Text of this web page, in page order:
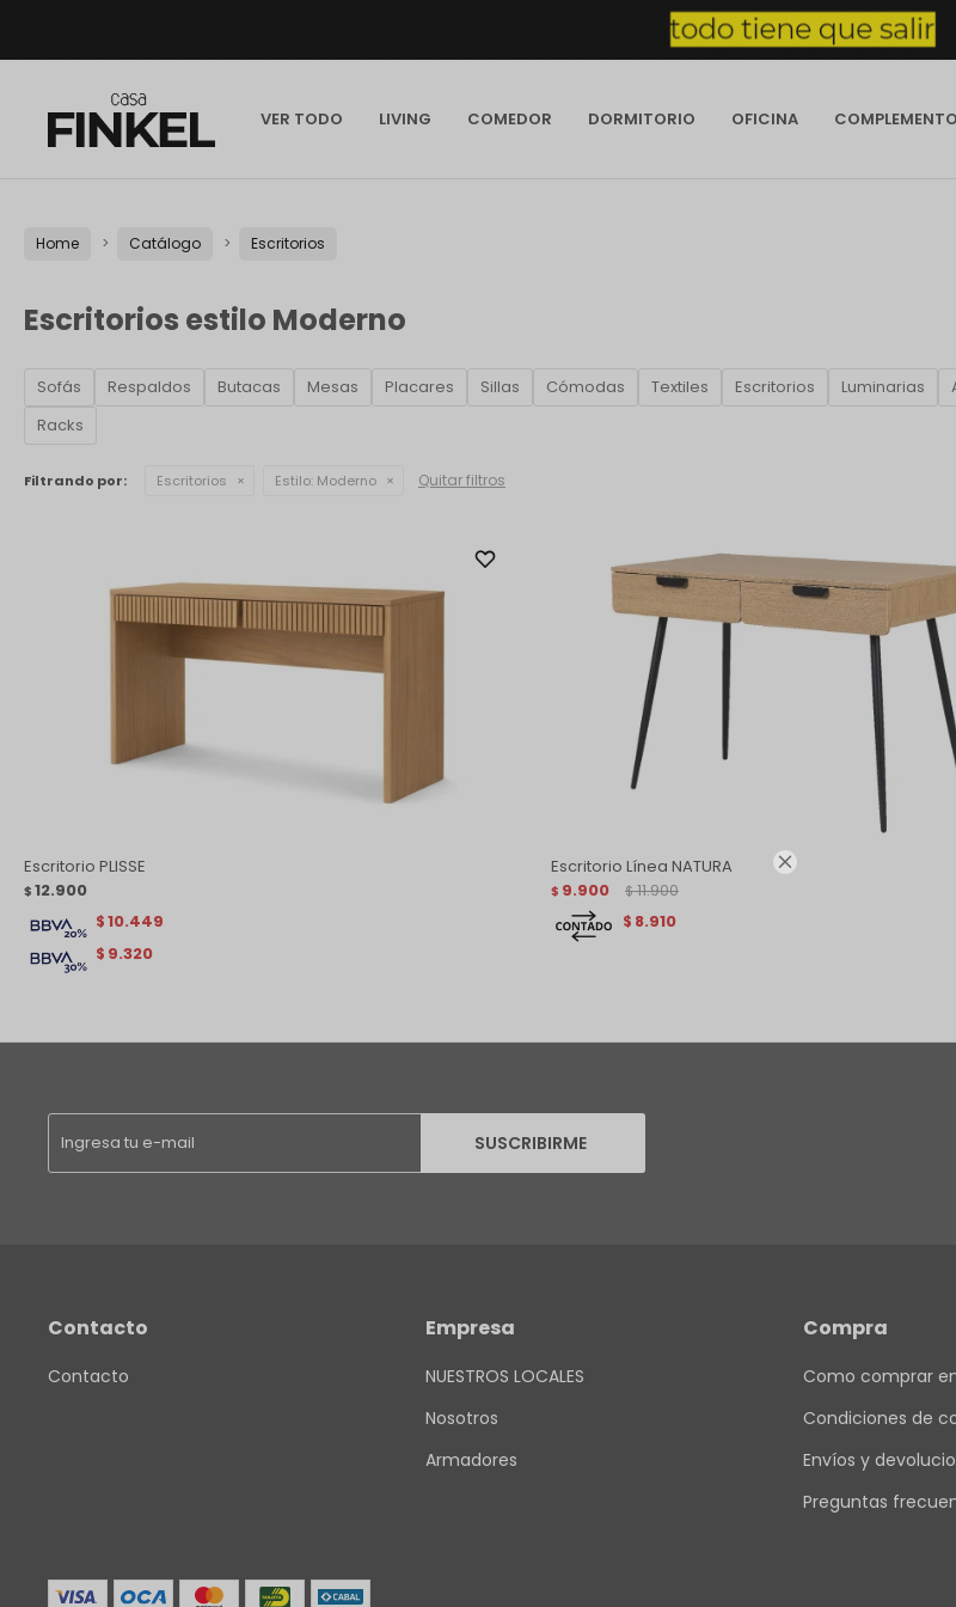

VER TODO LIVING COMEDOR DORMITORIO OFICINA
Home Catálogo Escritorios
Escritorios estilo Moderno
Sofás Respaldos Butacas Mesas Placares Sillas Cómodas Textiles Escritorios Luminarias
Racks
Filtrando por: Escritorios Estilo: Moderno Quitar filtros
Escritorio PLISSE
$ 12.900
$ 9.320
$10.449
Escritorio Línea NATURA
$ 9.900 $ 11.900
$ 8.910
SUSCRIBIRME
Contacto
Contacto
Empresa
NUESTROS LOCALES
Nosotros
Armadores
Compra
Como comprar
Condiciones de
Envíos y
Preguntas